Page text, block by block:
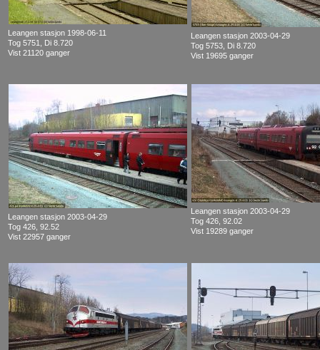
Leangen stasjon 1998-06-11
Tog 5751, Di 8.720
Vist 21120 ganger
Leangen stasjon 2003-04-29
Tog 5753, Di 8.720
Vist 19695 ganger
Leangen stasjon 2003-04-29
Tog 426, 92.52
Vist 22957 ganger
Leangen stasjon 2003-04-29
Tog 426, 92.02
Vist 19289 ganger